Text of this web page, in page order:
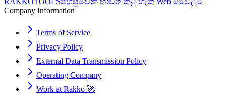
Company Information
Terms of Service
Privacy Policy
External Data Transmission Policy
Operating Company
Work at Rakko 🚀